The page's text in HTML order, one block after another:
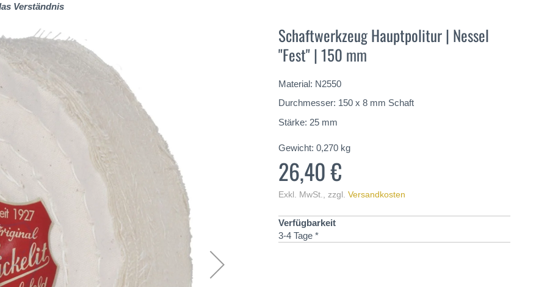
Verständnis
Schaftwerkzeug Hauptpolitur | Nessel
"Fest" | 150 mm
Material: N2550
Durchmesser: 150 x 8 mm Schaft
Stärke: 25 mm
Gewicht: 0,270 kg
26,40 €
Exkl. MwSt. zzgl. Versandkosten
Verfügbarkeit
3-4 Tage *